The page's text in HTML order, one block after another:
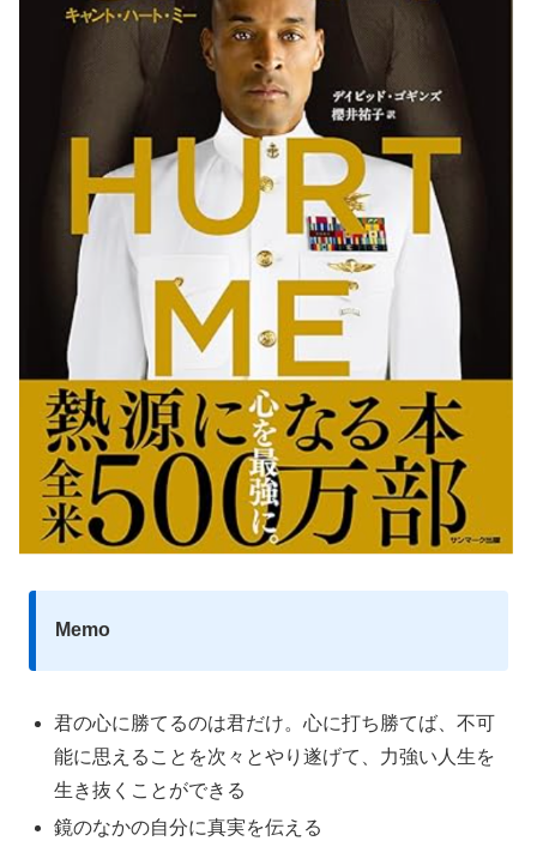
Memo
君の心に勝てるのは君だけ。心に打ち勝てば、不可
能に思えることを次々とやり遂げて、力強い人生を
生き抜くことができる
鏡のなかの自分に真実を伝える